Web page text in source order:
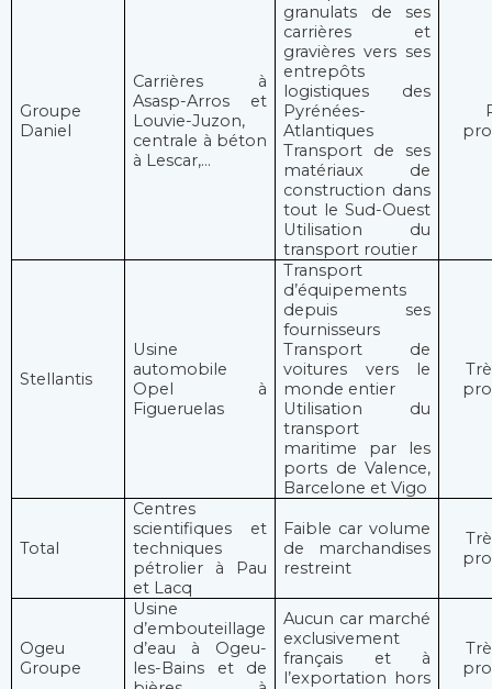
Groupe
Daniel
Carrières à
Asasp-Arros et
Louvie-Juzon,
centrale à béton
à Lescar,…
granulats de ses
carrières et
gravières vers ses
entrepôts
logistiques des
Pyrénées-
Atlantiques
Transport de ses
matériaux de
construction dans
tout le Sud-Ouest
Utilisation du
transport routier
Stellantis
Usine
automobile
Opel à
Figueruelas
Transport
d’équipements
depuis ses
fournisseurs
Transport de
voitures vers le
monde entier
Utilisation du
transport
maritime par les
ports de Valence,
Barcelone et Vigo
Total
Centres
scientifiques et
techniques
pétrolier à Pau
et Lacq
Faible car volume
de marchandises
restreint
Ogeu
Groupe
Usine
d’embouteillage
d’eau à Ogeu-
les-Bains et de
Aucun car marché
exclusivement
français et à
l’exportation hors